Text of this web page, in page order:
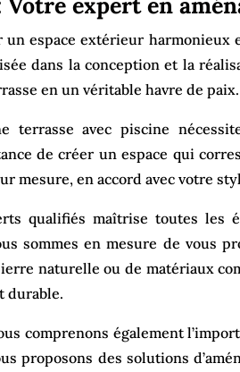
un espace extérieur harmonieux
dans la conception et la
en un véritable havre de paix.
terrasse avec piscine
de créer un espace qui
mesure, en accord avec votre
qualifiés maîtrise toutes les
sommes en mesure de vous
naturelle ou de matériaux
durable.
comprenons également
proposons des solutions